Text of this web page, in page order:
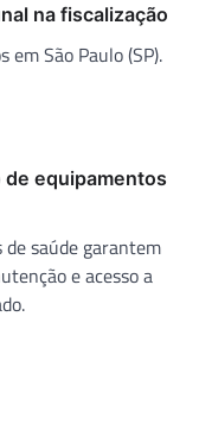
na fiscalização
São Paulo (SP).
de equipamentos
saúde garantem
e acesso a